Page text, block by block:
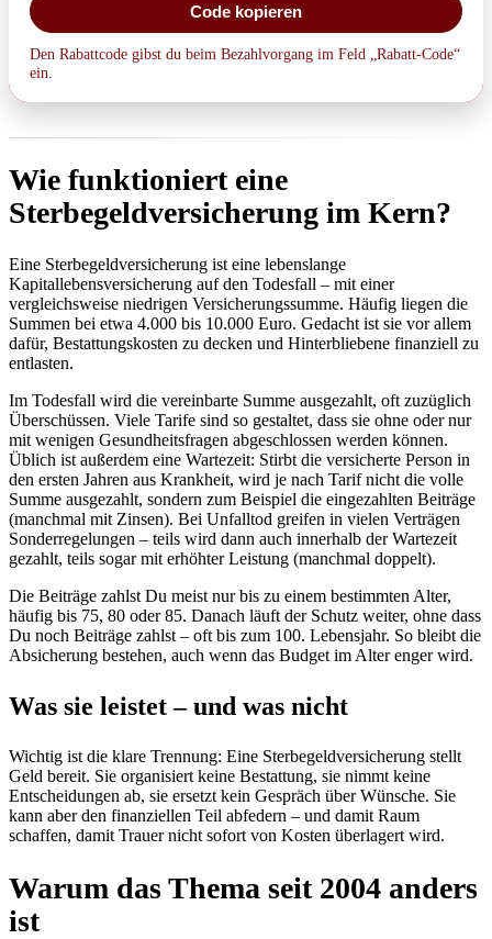
Code kopieren
Den Rabattcode gibst du beim Bezahlvorgang im Feld „Rabatt-Code“
ein.
Wie funktioniert eine
Sterbegeldversicherung im Kern?
Eine Sterbegeldversicherung ist eine lebenslange
Kapitallebensversicherung auf den Todesfall – mit einer
vergleichsweise niedrigen Versicherungssumme. Häufig liegen die
Summen bei etwa 4.000 bis 10.000 Euro. Gedacht ist sie vor allem
dafür, Bestattungskosten zu decken und Hinterbliebene finanziell zu
entlasten.
Im Todesfall wird die vereinbarte Summe ausgezahlt, oft zuzüglich
Überschüssen. Viele Tarife sind so gestaltet, dass sie ohne oder nur
mit wenigen Gesundheitsfragen abgeschlossen werden können.
Üblich ist außerdem eine Wartezeit: Stirbt die versicherte Person in
den ersten Jahren aus Krankheit, wird je nach Tarif nicht die volle
Summe ausgezahlt, sondern zum Beispiel die eingezahlten Beiträge
(manchmal mit Zinsen). Bei Unfalltod greifen in vielen Verträgen
Sonderregelungen – teils wird dann auch innerhalb der Wartezeit
gezahlt, teils sogar mit erhöhter Leistung (manchmal doppelt).
Die Beiträge zahlst Du meist nur bis zu einem bestimmten Alter,
häufig bis 75, 80 oder 85. Danach läuft der Schutz weiter, ohne dass
Du noch Beiträge zahlst – oft bis zum 100. Lebensjahr. So bleibt die
Absicherung bestehen, auch wenn das Budget im Alter enger wird.
Was sie leistet – und was nicht
Wichtig ist die klare Trennung: Eine Sterbegeldversicherung stellt
Geld bereit. Sie organisiert keine Bestattung, sie nimmt keine
Entscheidungen ab, sie ersetzt kein Gespräch über Wünsche. Sie
kann aber den finanziellen Teil abfedern – und damit Raum
schaffen, damit Trauer nicht sofort von Kosten überlagert wird.
Warum das Thema seit 2004 anders
ist